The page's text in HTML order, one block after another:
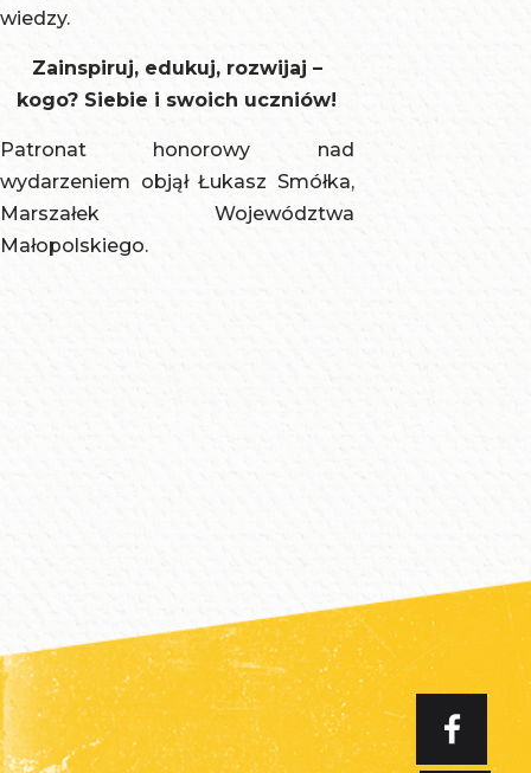
wiedzy.
Zainspiruj, edukuj, rozwijaj –
kogo? Siebie i swoich uczniów!
Patronat honorowy nad
wydarzeniem objął Łukasz Smółka,
Marszałek Województwa
Małopolskiego.